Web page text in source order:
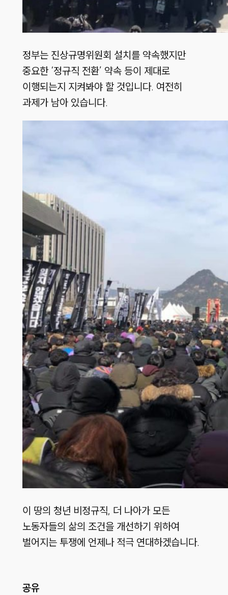
정부는 진상규명위원회 설치를 약속했지만
중요한 ‘정규직 전환’ 약속 등이 제대로
이행되는지 지켜봐야 할 것입니다. 여전히
과제가 남아 있습니다.
이 땅의 청년 비정규직, 더 나아가 모든
노동자들의 삶의 조건을 개선하기 위하여
벌어지는 투쟁에 언제나 적극 연대하겠습니다.
공유